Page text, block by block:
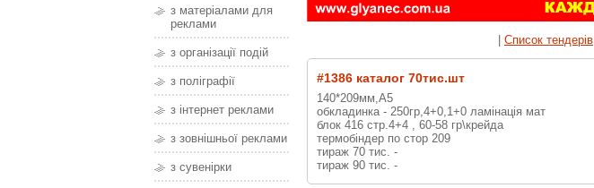
з матеріалами для
реклами
з організації подій
з поліграфії
з інтернет реклами
з зовнішньої реклами
з сувенірки
Список тендерів
#1386 каталог 70тис.шт
140*209мм,А5
обкладинка - 250гр,4+0,1+0 ламінація мат
блок 416 стр.4+4 , 60-58 гр\крейда
термобіндер по стор 209
тираж 70 тис. -
тираж 90 тис. -